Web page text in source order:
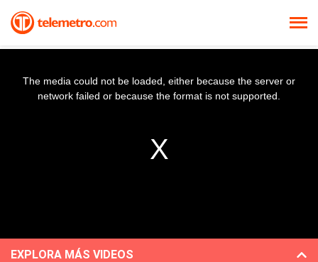
The media could not be loaded, either because the server or
network failed or because the format is not supported.
EXPLORA MÁS VIDEOS